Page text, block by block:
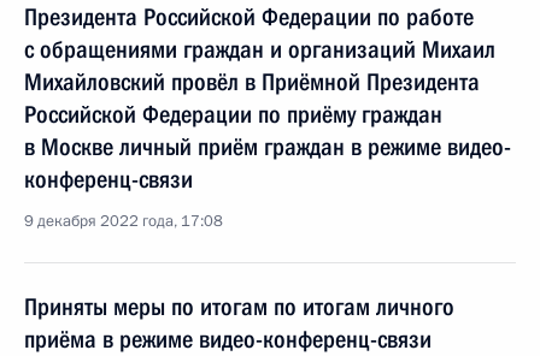
Президента Российской Федерации по работе
с обращениями граждан и организаций Михаил
Михайловский провёл в Приёмной Президента
Российской Федерации по приёму граждан
в Москве личный приём граждан в режиме видео-
конференц-связи
9 декабря 2022 года, 17:08
Приняты меры по итогам по итогам личного
приёма в режиме видео-конференц-связи